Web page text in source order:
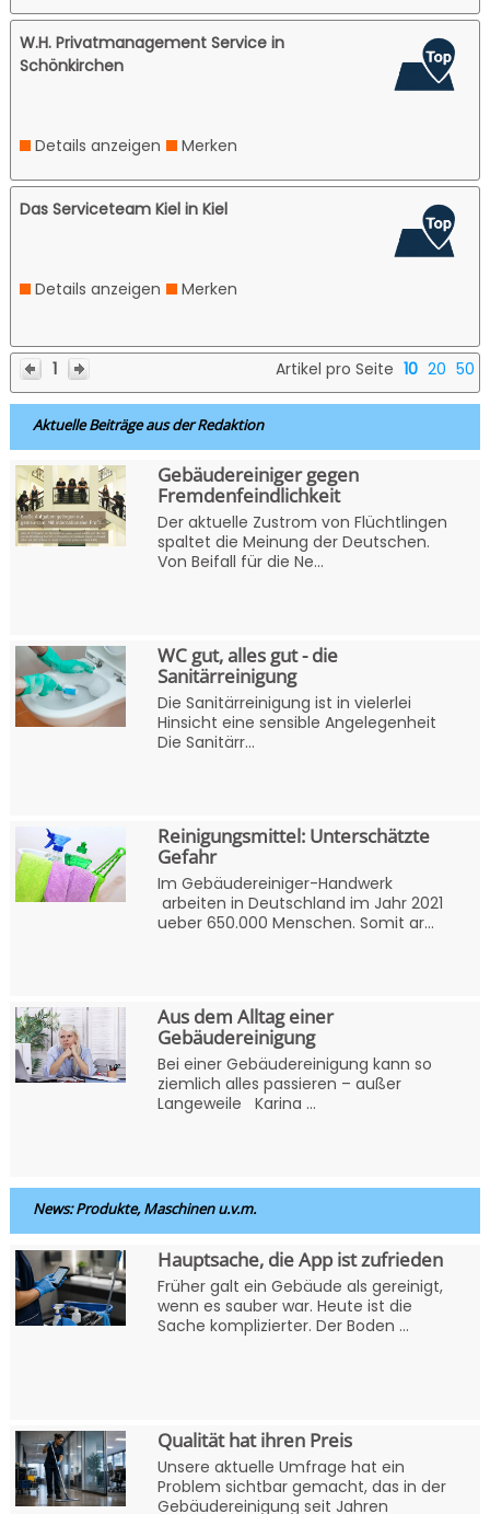
W.H. Privatmanagement Service in
Schönkirchen
Details anzeigen Merken
Das Serviceteam Kiel in Kiel
Details anzeigen Merken
1 Artikel pro Seite 10 20 50
Aktuelle Beiträge aus der Redaktion
Gebäudereiniger gegen
Fremdenfeindlichkeit
Der aktuelle Zustrom von Flüchtlingen
spaltet die Meinung der Deutschen.
Von Beifall für die Ne...
WC gut, alles gut - die
Sanitärreinigung
Die Sanitärreinigung ist in vielerlei
Hinsicht eine sensible Angelegenheit
Die Sanitärr...
Reinigungsmittel: Unterschätzte
Gefahr
Im Gebäudereiniger-Handwerk
arbeiten in Deutschland im Jahr 2021
ueber 650.000 Menschen. Somit ar...
Aus dem Alltag einer
Gebäudereinigung
Bei einer Gebäudereinigung kann so
ziemlich alles passieren – außer
Langeweile Karina ...
News: Produkte, Maschinen u.v.m.
Hauptsache, die App ist zufrieden
Früher galt ein Gebäude als gereinigt,
wenn es sauber war. Heute ist die
Sache komplizierter. Der Boden ...
Qualität hat ihren Preis
Unsere aktuelle Umfrage hat ein
Problem sichtbar gemacht, das in der
Gebäudereinigung seit Jahren